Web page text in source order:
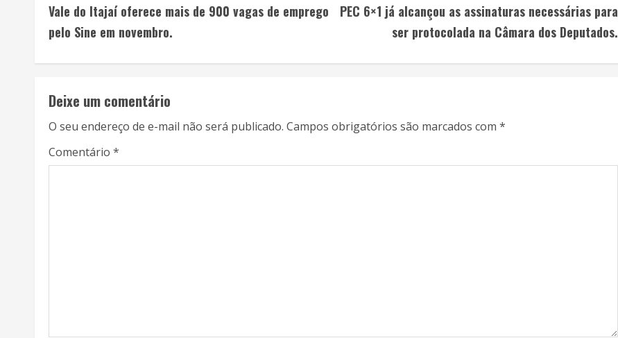
Vale do Itajaí oferece mais de 900 vagas de emprego
pelo Sine em novembro.
PEC 6×1 já alcançou as assinaturas necessárias para
ser protocolada na Câmara dos Deputados.
Deixe um comentário
O seu endereço de e-mail não será publicado. Campos obrigatórios são marcados com *
Comentário *